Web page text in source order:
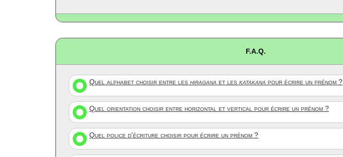
F.A.Q.
Quel alphabet choisir entre les hiragana et les katakana pour écrire un prénom ?
Quel orientation choisir entre horizontal et vertical pour écrire un prénom ?
Quel police d'écriture choisir pour écrire un prénom ?